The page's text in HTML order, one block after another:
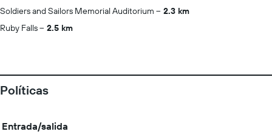
Soldiers and Sailors Memorial Auditorium
2.3 km
Ruby Falls
2.5 km
Políticas
Entrada/salida